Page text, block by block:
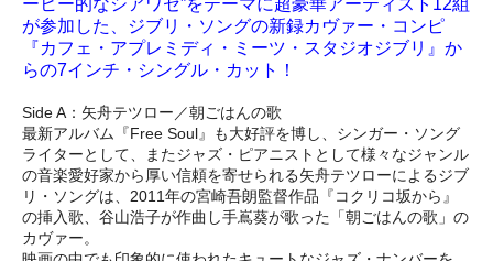
が参加した、ジブリ・ソングの新録カヴァー・コンピ
『カフェ・アプレミディ・ミーツ・スタジオジブリ』か
らの7インチ・シングル・カット！
Side A：矢舟テツロー／朝ごはんの歌
最新アルバム『Free Soul』も大好評を博し、シンガー・ソング
ライターとして、またジャズ・ピアニストとして様々なジャンル
の音楽愛好家から厚い信頼を寄せられる矢舟テツローによるジブ
リ・ソングは、2011年の宮崎吾朗監督作品『コクリコ坂から』
の挿入歌、谷山浩子が作曲し手嶌葵が歌った「朝ごはんの歌」の
カヴァー。